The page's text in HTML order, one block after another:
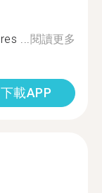
...閱讀更多
下載APP